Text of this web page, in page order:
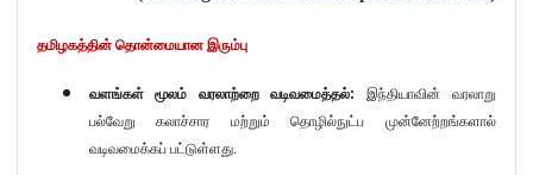
தமிழகத்தின் தொன்மையான இரும்பு
வளங்கள் மூலம் வரலாற்றை வடிவமைத்தல்:
இந்தியாவின் வரலாறு
பல்வேறு கலாச்சார மற்றும் தொழில்நுட்ப முன்னேற்றங்களால்
வடிவமைக்கப் பட்டுள்ளது.